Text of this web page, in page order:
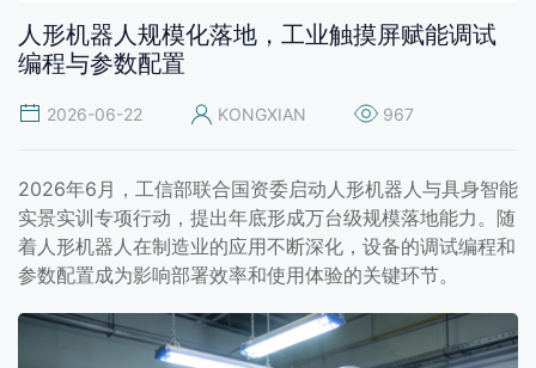
人形机器人规模化落地，工业触摸屏赋能调试
编程与参数配置
2026-06-22 KONGXIAN 967
2026年6月，工信部联合国资委启动人形机器人与具身智能
实景实训专项行动，提出年底形成万台级规模落地能力。随
着人形机器人在制造业的应用不断深化，设备的调试编程和
参数配置成为影响部署效率和使用体验的关键环节。